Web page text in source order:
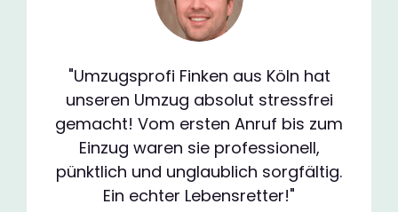
"Umzugsprofi Finken aus Köln hat
unseren Umzug absolut stressfrei
gemacht! Vom ersten Anruf bis zum
Einzug waren sie professionell,
pünktlich und unglaublich sorgfältig.
Ein echter Lebensretter!"